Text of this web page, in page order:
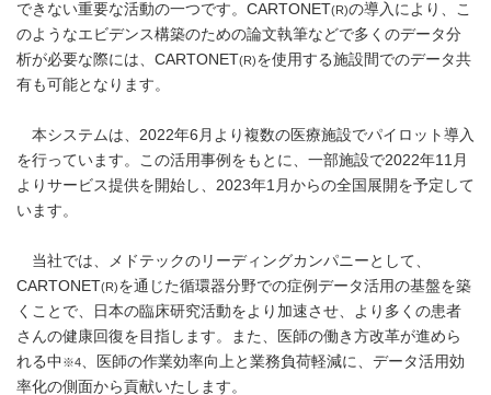
できない重要な活動の一つです。CARTONET(R)の導入により、こ
のようなエビデンス構築のための論文執筆などで多くのデータ分
析が必要な際には、CARTONET(R)を使用する施設間でのデータ共
有も可能となります。
本システムは、2022年6月より複数の医療施設でパイロット導入
を行っています。この活用事例をもとに、一部施設で2022年11月
よりサービス提供を開始し、2023年1月からの全国展開を予定して
います。
当社では、メドテックのリーディングカンパニーとして、
CARTONET(R)を通じた循環器分野での症例データ活用の基盤を築
くことで、日本の臨床研究活動をより加速させ、より多くの患者
さんの健康回復を目指します。また、医師の働き方改革が進めら
れる中 ※4、医師の作業効率向上と業務負荷軽減に、データ活用効
率化の側面から貢献いたします。